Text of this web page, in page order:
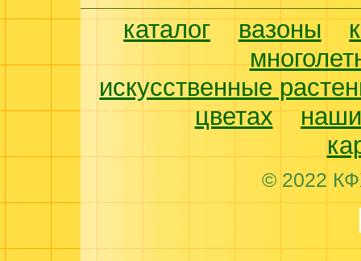
каталог вазоны
искусственные
цветах
© 2022